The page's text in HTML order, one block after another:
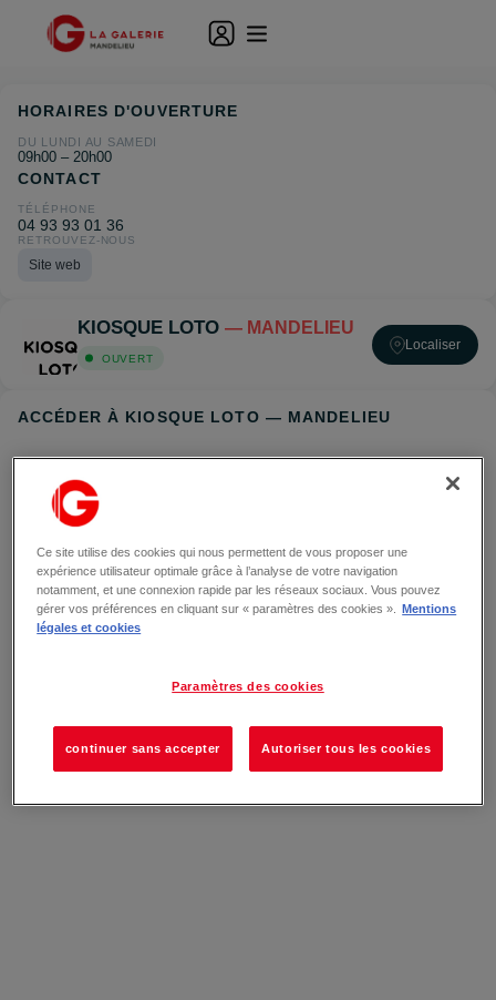
KIOSQUE LOTO — MANDELIEU
OUVERT
Localiser
ACCÉDER À KIOSQUE LOTO — MANDELIEU
HORAIRES D'OUVERTURE
DU LUNDI AU SAMEDI
09h00 – 20h00
CONTACT
TÉLÉPHONE
04 93 93 01 36
RETROUVEZ-NOUS
Site web
Ce site utilise des cookies qui nous permettent de vous proposer une
expérience utilisateur optimale grâce à l’analyse de votre navigation
notamment, et une connexion rapide par les réseaux sociaux. Vous pouvez
gérer vos préférences en cliquant sur « paramètres des cookies ».
Mentions
légales et cookies
Paramètres des cookies
continuer sans accepter Autoriser tous les cookies